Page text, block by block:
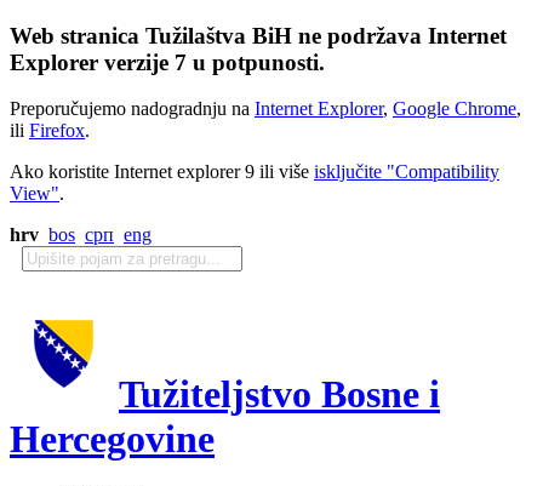
Web stranica Tužilaštva BiH ne podržava Internet
Explorer verzije 7 u potpunosti.
Preporučujemo nadogradnju na Internet Explorer, Google Chrome,
ili Firefox.
Ako koristite Internet explorer 9 ili više isključite "Compatibility
View".
hrv bos срп eng
Tužiteljstvo Bosne i
Hercegovine